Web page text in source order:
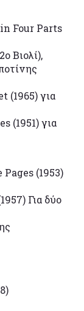
Four Parts
Βιολί),
(1965) για
(1951) για
(1953)
Για δύο